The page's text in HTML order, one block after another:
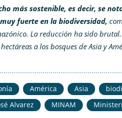
más sostenible, es decir, se
fuerte en la biodiversidad,
La reducción ha sido
a los bosques de Asia y
América Asia
Alvarez MINAM